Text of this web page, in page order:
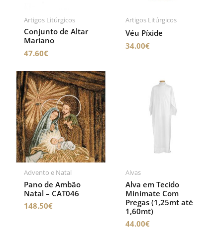
Artigos Litúrgicos
Conjunto de Altar
Mariano
47.60€
Artigos Litúrgicos
Véu Píxide
34.00€
Advento e Natal
Pano de Ambão
Natal – CAT046
148.50€
Alvas
Alva em Tecido
Minimate Com
Pregas (1,25mt até
1,60mt)
44.00€